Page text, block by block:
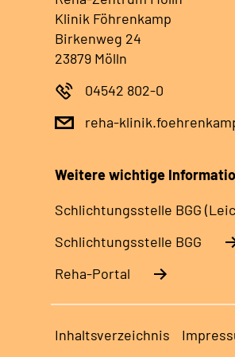
Klinik Föhrenkamp
Birkenweg 24
23879 Mölln
04542 802-0
reha-
Weitere wichtige
Schlich­tungs­stel­le BGG
Schlich­tungs­stel­le BGG
Reha-Portal
Inhaltsverzeichnis